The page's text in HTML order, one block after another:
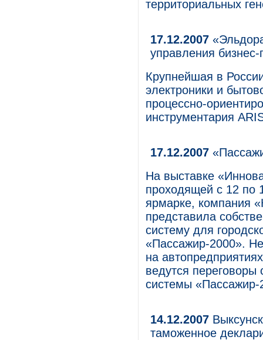
территориальных
17.12.2007
управления
Крупнейшая в
электроники и
процессно-
инструментария
17.12.2007
На выставке
проходящей с 12 по
ярмарке, компания
представила
систему для
«Пассажир-2000».
на
ведутся
системы «Пассажир-
14.12.2007
таможенное